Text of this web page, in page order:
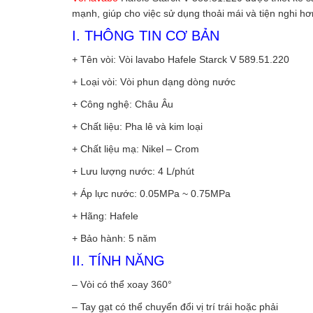
mạnh, giúp cho việc sử dụng thoải mái và tiện nghi
I. THÔNG TIN CƠ BẢN
+ Tên vòi: Vòi lavabo Hafele Starck V 589.51.220
+ Loại vòi: Vòi phun dạng dòng nước
+ Công nghệ: Châu Âu
+ Chất liệu: Pha lê và kim loại
+ Chất liệu mạ: Nikel – Crom
+ Lưu lượng nước: 4 L/phút
+ Áp lực nước: 0.05MPa ~ 0.75MPa
+ Hãng: Hafele
+ Bảo hành: 5 năm
II. TÍNH NĂNG
– Vòi có thể xoay 360°
– Tay gạt có thể chuyển đổi vị trí trái hoặc phải